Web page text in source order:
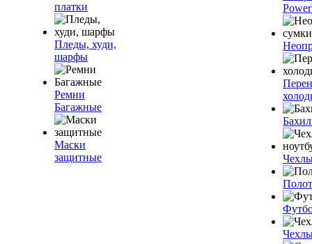
платки
Пледы, худи,
шарфы
Ремни
Багажные
Маски
защитные